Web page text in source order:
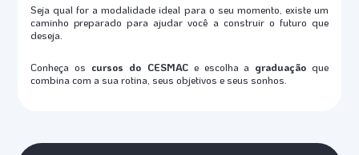
Seja qual for a modalidade ideal para o seu momento, existe um
caminho preparado para ajudar você a construir o futuro que
deseja.
Conheça os cursos do CESMAC e escolha a graduaçãoque
combina com a sua rotina, seus objetivos e seus sonhos.